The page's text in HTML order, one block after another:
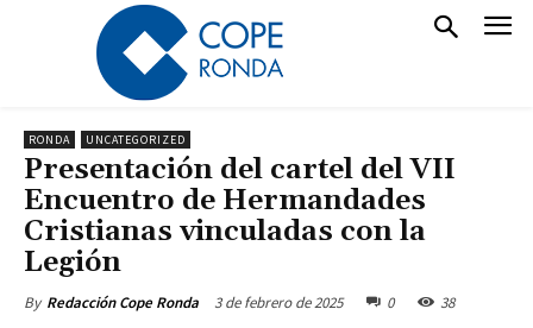
RONDA UNCATEGORIZED
Presentación del cartel del VII
Encuentro de Hermandades
Cristianas vinculadas con la
Legión
By Redacción Cope Ronda 3 de febrero de 2025 0 38